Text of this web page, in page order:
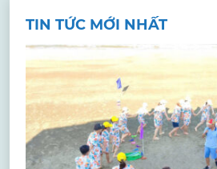
TIN TỨC MỚI NHẤT